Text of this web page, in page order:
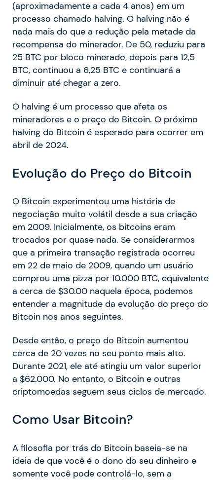
(aproximadamente a cada 4 anos) em um
processo chamado halving. O halving não é
nada mais do que a redução pela metade da
recompensa do minerador. De 50, reduziu para
25 BTC por bloco minerado, depois para 12,5
BTC, continuou a 6,25 BTC e continuará a
diminuir até chegar a zero.
O halving é um processo que afeta os
mineradores e o preço do Bitcoin. O próximo
halving do Bitcoin é esperado para ocorrer em
abril de 2024.
Evolução do Preço do Bitcoin
O Bitcoin experimentou uma história de
negociação muito volátil desde a sua criação
em 2009. Inicialmente, os bitcoins eram
trocados por quase nada. Se considerarmos
que a primeira transação registrada ocorreu
em 22 de maio de 2009, quando um usuário
comprou uma pizza por 10.000 BTC, equivalente
a cerca de $30.00 naquela época, podemos
entender a magnitude da evolução do preço do
Bitcoin nos anos seguintes.
Desde então, o preço do Bitcoin aumentou
cerca de 20 vezes no seu ponto mais alto.
Durante 2021, ele até atingiu um valor superior
a $62.000. No entanto, o Bitcoin e outras
criptomoedas seguem seus ciclos de mercado.
Como Usar Bitcoin?
A filosofia por trás do Bitcoin baseia-se na
ideia de que você é o dono do seu dinheiro e
somente você pode controlá-lo, sem a